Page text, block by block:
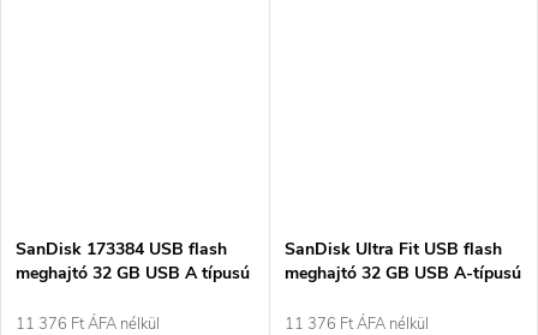
SanDisk 173384 USB flash
meghajtó 32 GB USB A típusú
11 376 Ft ÁFA nélkül
SanDisk Ultra Fit USB flash
meghajtó 32 GB USB A-típusú
11 376 Ft ÁFA nélkül